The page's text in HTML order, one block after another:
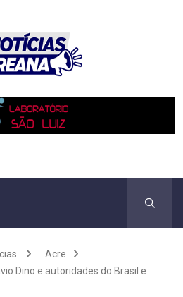
Acre
Dino e autoridades do Brasil e